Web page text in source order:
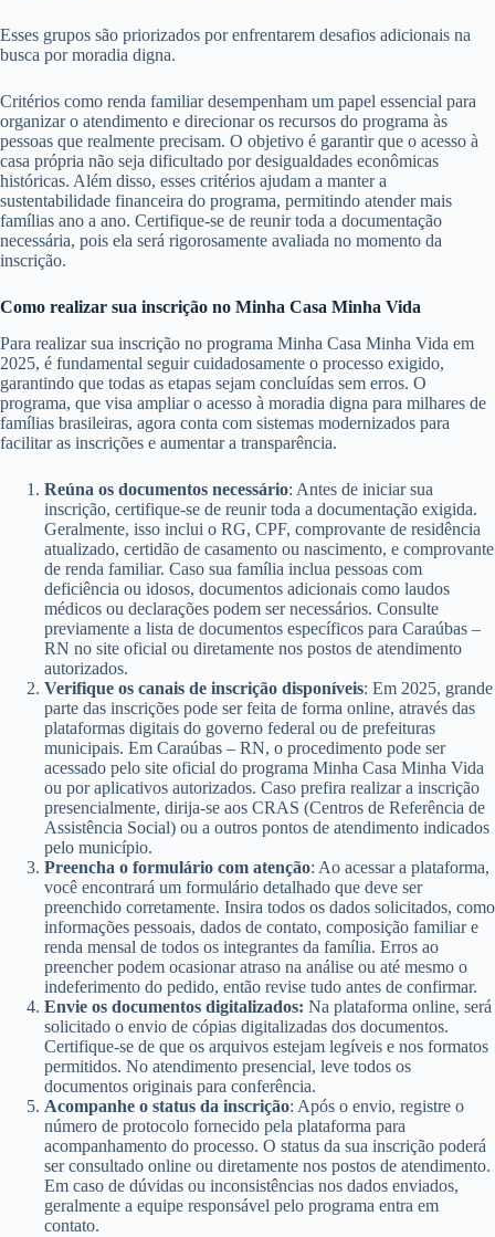
Esses grupos são priorizados por enfrentarem desafios adicionais na
busca por moradia digna.
Critérios como renda familiar desempenham um papel essencial para
organizar o atendimento e direcionar os recursos do programa às
pessoas que realmente precisam. O objetivo é garantir que o acesso à
casa própria não seja dificultado por desigualdades econômicas
históricas. Além disso, esses critérios ajudam a manter a
sustentabilidade financeira do programa, permitindo atender mais
famílias ano a ano. Certifique-se de reunir toda a documentação
necessária, pois ela será rigorosamente avaliada no momento da
inscrição.
Como realizar sua inscrição no Minha Casa Minha Vida
Para realizar sua inscrição no programa Minha Casa Minha Vida em
2025, é fundamental seguir cuidadosamente o processo exigido,
garantindo que todas as etapas sejam concluídas sem erros. O
programa, que visa ampliar o acesso à moradia digna para milhares de
famílias brasileiras, agora conta com sistemas modernizados para
facilitar as inscrições e aumentar a transparência.
Reúna os documentos necessário: Antes de iniciar sua
inscrição, certifique-se de reunir toda a documentação exigida.
Geralmente, isso inclui o RG, CPF, comprovante de residência
atualizado, certidão de casamento ou nascimento, e comprovante
de renda familiar. Caso sua família inclua pessoas com
deficiência ou idosos, documentos adicionais como laudos
médicos ou declarações podem ser necessários. Consulte
previamente a lista de documentos específicos para Caraúbas –
RN no site oficial ou diretamente nos postos de atendimento
autorizados.
Verifique os canais de inscrição disponíveis: Em 2025, grande
parte das inscrições pode ser feita de forma online, através das
plataformas digitais do governo federal ou de prefeituras
municipais. Em Caraúbas – RN, o procedimento pode ser
acessado pelo site oficial do programa Minha Casa Minha Vida
ou por aplicativos autorizados. Caso prefira realizar a inscrição
presencialmente, dirija-se aos CRAS (Centros de Referência de
Assistência Social) ou a outros pontos de atendimento indicados
pelo município.
Preencha o formulário com atenção: Ao acessar a plataforma,
você encontrará um formulário detalhado que deve ser
preenchido corretamente. Insira todos os dados solicitados, como
informações pessoais, dados de contato, composição familiar e
renda mensal de todos os integrantes da família. Erros ao
preencher podem ocasionar atraso na análise ou até mesmo o
indeferimento do pedido, então revise tudo antes de confirmar.
Envie os documentos digitalizados: Na plataforma online, será
solicitado o envio de cópias digitalizadas dos documentos.
Certifique-se de que os arquivos estejam legíveis e nos formatos
permitidos. No atendimento presencial, leve todos os
documentos originais para conferência.
Acompanhe o status da inscrição: Após o envio, registre o
número de protocolo fornecido pela plataforma para
acompanhamento do processo. O status da sua inscrição poderá
ser consultado online ou diretamente nos postos de atendimento.
Em caso de dúvidas ou inconsistências nos dados enviados,
geralmente a equipe responsável pelo programa entra em
contato.